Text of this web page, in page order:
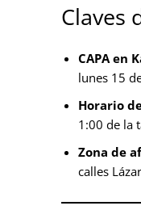
Claves
CAPA en
lunes 15
Horario
1:00 de la
Zona de
calles